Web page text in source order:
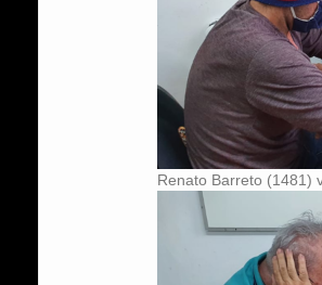
Renato Barreto (1481)